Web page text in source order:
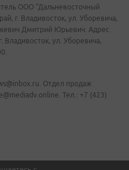
ООО "Дальневосточный
г. Владивосток, ул. Уборевича,
Дмитрий Юрьевич. Адрес
Владивосток, ул. Уборевича,
Отдел продаж
Тел.: +7 (423)